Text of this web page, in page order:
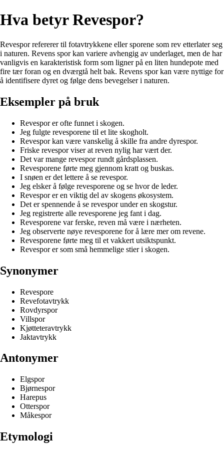
Hva betyr Revespor?
Revespor refererer til fotavtrykkene eller sporene som rev etterlater seg
i naturen. Revens spor kan variere avhengig av underlaget, men de har
vanligvis en karakteristisk form som ligner på en liten hundepote med
fire tær foran og en dværgtå helt bak. Revens spor kan være nyttige for
å identifisere dyret og følge dens bevegelser i naturen.
Eksempler på bruk
Revespor er ofte funnet i skogen.
Jeg fulgte revesporene til et lite skogholt.
Revespor kan være vanskelig å skille fra andre dyrespor.
Friske revespor viser at reven nylig har vært der.
Det var mange revespor rundt gårdsplassen.
Revesporene førte meg gjennom kratt og buskas.
I snøen er det lettere å se revespor.
Jeg elsker å følge revesporene og se hvor de leder.
Revespor er en viktig del av skogens økosystem.
Det er spennende å se revespor under en skogstur.
Jeg registrerte alle revesporene jeg fant i dag.
Revesporene var ferske, reven må være i nærheten.
Jeg observerte nøye revesporene for å lære mer om revene.
Revesporene førte meg til et vakkert utsiktspunkt.
Revespor er som små hemmelige stier i skogen.
Synonymer
Revespore
Revefotavtrykk
Rovdyrspor
Villspor
Kjøtteteravtrykk
Jaktavtrykk
Antonymer
Elgspor
Bjørnespor
Harepus
Otterspor
Måkespor
Etymologi